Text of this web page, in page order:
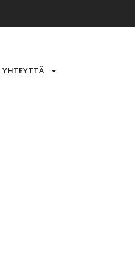
YHTEYTTÄ